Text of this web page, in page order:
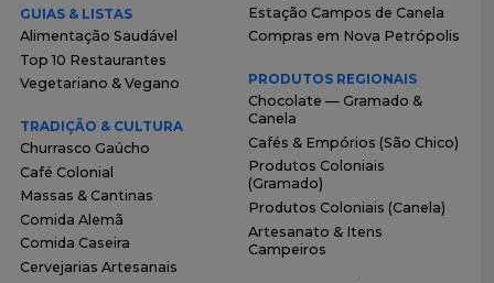
GUIAS & LISTAS
Alimentação Saudável
Top 10 Restaurantes
Vegetariano & Vegano
TRADIÇÃO & CULTURA
Churrasco Gaúcho
Café Colonial
Massas & Cantinas
Comida Alemã
Comida Caseira
Cervejarias Artesanais
Estação Campos de Canela
Compras em Nova Petrópolis
PRODUTOS REGIONAIS
Chocolate — Gramado &
Canela
Cafés & Empórios (São Chico)
Produtos Coloniais
(Gramado)
Produtos Coloniais (Canela)
Artesanato & Itens
Campeiros